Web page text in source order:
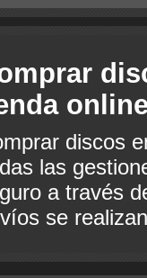
discos
las
a través
se